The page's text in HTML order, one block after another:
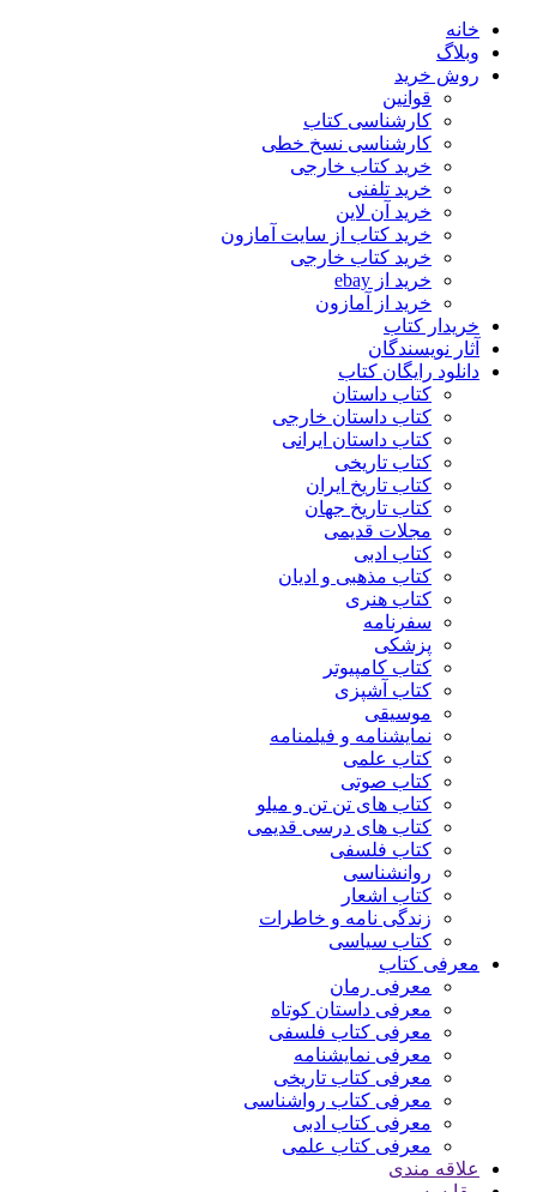
خانه
وبلاگ
روش خرید
قوانین
کارشناسی کتاب
کارشناسی نسخ خطی
خرید کتاب خارجی
خرید تلفنی
خرید آن لاین
خرید کتاب از سایت آمازون
خرید کتاب خارجی
خرید از ebay
خرید از آمازون
خریدار کتاب
آثار نویسندگان
دانلود رایگان کتاب
کتاب داستان
کتاب داستان خارجی
کتاب داستان ایرانی
کتاب تاریخی
کتاب تاریخ ایران
کتاب تاریخ جهان
مجلات قدیمی
کتاب ادبی
کتاب مذهبی و ادیان
کتاب هنری
سفرنامه
پزشکی
کتاب کامپیوتر
کتاب آشپزی
موسیقی
نمایشنامه و فیلمنامه
کتاب علمی
کتاب صوتی
کتاب های تن تن و میلو
کتاب های درسی قدیمی
کتاب فلسفی
روانشناسی
کتاب اشعار
زندگی نامه و خاطرات
کتاب سیاسی
معرفی کتاب
معرفی رمان
معرفی داستان کوتاه
معرفی کتاب فلسفی
معرفی نمایشنامه
معرفی کتاب تاریخی
معرفی کتاب رواشناسی
معرفی کتاب ادبی
معرفی کتاب علمی
علاقه مندی